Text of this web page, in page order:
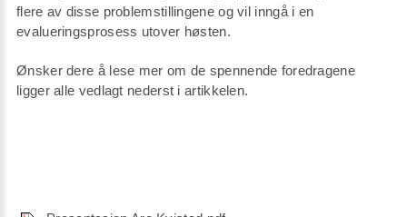
flere av disse problemstillingene og vil inngå i en
evalueringsprosess utover høsten.
Ønsker dere å lese mer om de spennende foredragene
ligger alle vedlagt nederst i artikkelen.